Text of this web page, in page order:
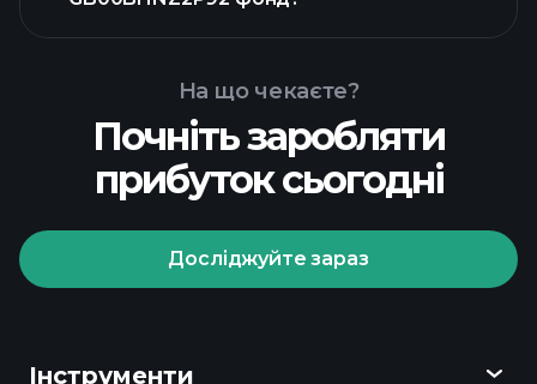
GB00BHNZ2P92 фонд
Playtrade
На що чекаєте?
Почніть заробляти
прибуток сьогодні
Досліджуйте зараз
Інструменти